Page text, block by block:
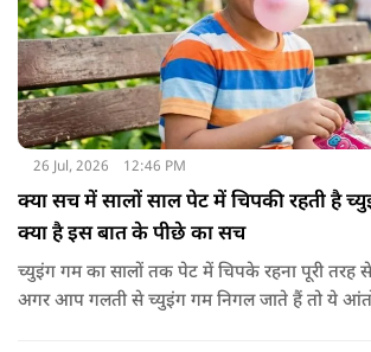
26 Jul, 2026 12:46 PM
क्या सच में सालों साल पेट में चिपकी रहती है
क्या है इस बात के पीछे का सच
च्युइंग गम का सालों तक पेट में चिपके रहना पूरी तरह
अगर आप गलती से च्युइंग गम निगल जाते हैं तो ये